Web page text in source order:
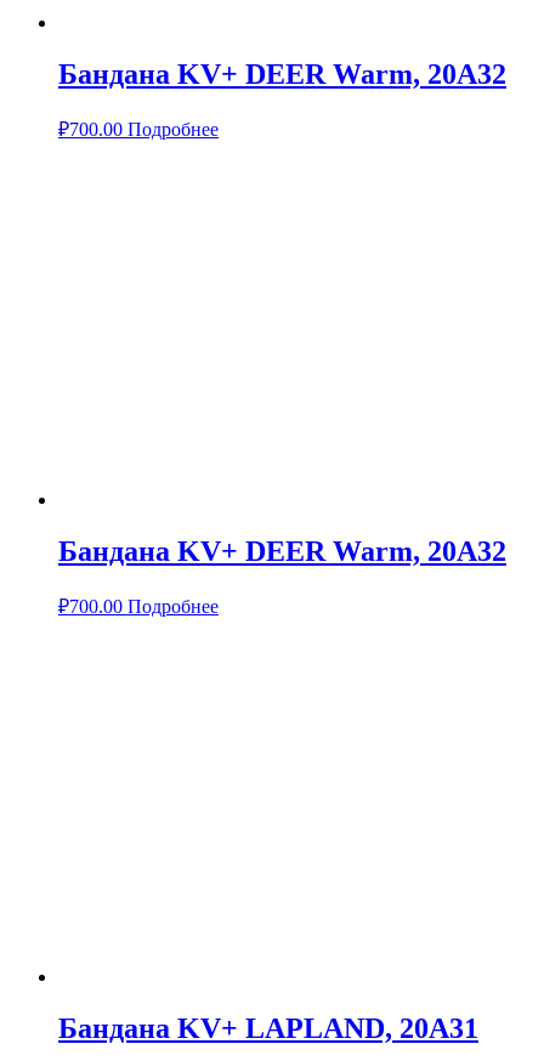
Бандана KV+ DEER Warm, 20A32
₽700.00 Подробнее
Бандана KV+ DEER Warm, 20A32
₽700.00 Подробнее
Бандана KV+ LAPLAND, 20A31